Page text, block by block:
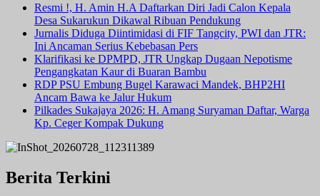
Resmi !, H. Amin H.A Daftarkan Diri Jadi Calon Kepala
Desa Sukarukun Dikawal Ribuan Pendukung
Jurnalis Diduga Diintimidasi di FIF Tangcity, PWI dan JTR:
Ini Ancaman Serius Kebebasan Pers
Klarifikasi ke DPMPD, JTR Ungkap Dugaan Nepotisme
Pengangkatan Kaur di Buaran Bambu
RDP PSU Embung Bugel Karawaci Mandek, BHP2HI
Ancam Bawa ke Jalur Hukum
Pilkades Sukajaya 2026: H. Amang Suryaman Daftar, Warga
Kp. Ceger Kompak Dukung
Berita Terkini